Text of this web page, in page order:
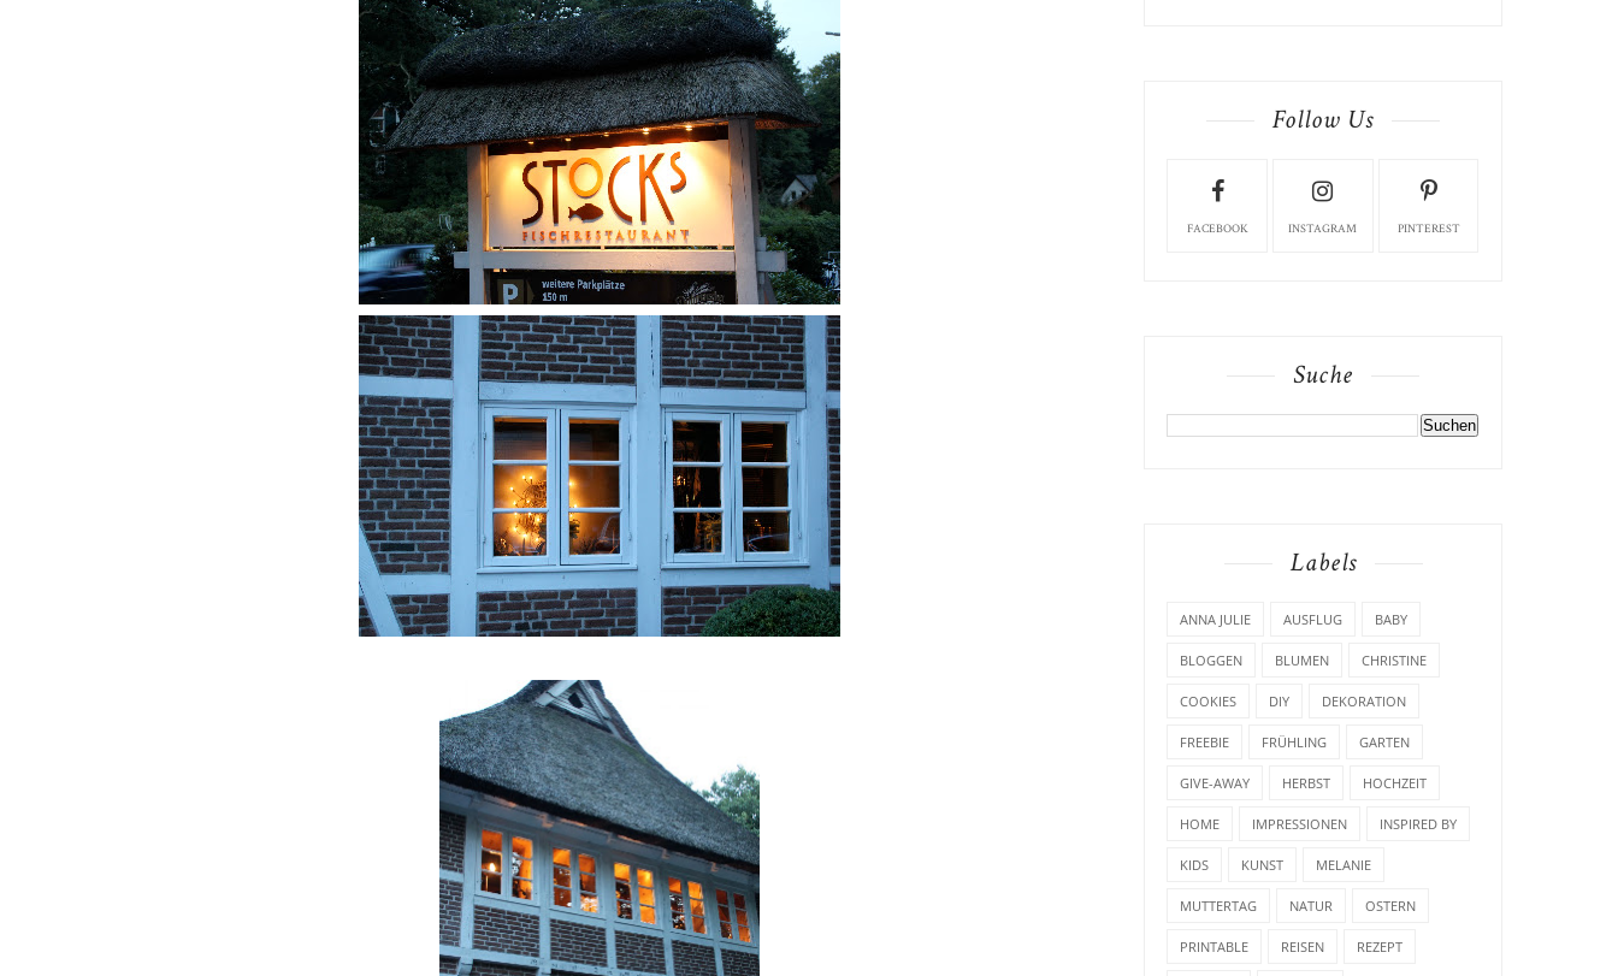
Follow Us
FACEBOOK INSTAGRAM PINTEREST
Suche
Labels
ANNA JULIE AUSFLUG BABY
BLOGGEN BLUMEN CHRISTINE
COOKIES DIY DEKORATION
FREEBIE FRÜHLING GARTEN
GIVE-AWAY HERBST HOCHZEIT
HOME IMPRESSIONEN INSPIRED BY
KIDS KUNST MELANIE
MUTTERTAG NATUR OSTERN
PRINTABLE REISEN REZEPT